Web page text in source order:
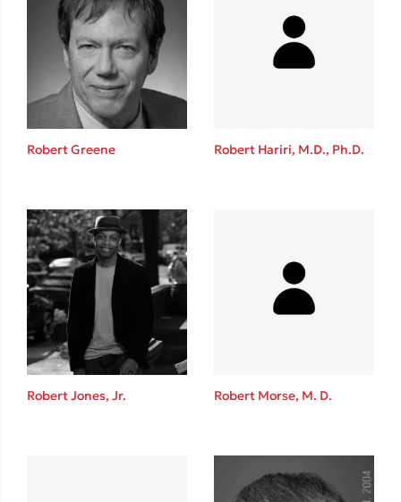
Ένας γίγαντας στο σχολείο
Δανάη Δεληγεώργη
Mel Robbins
Η μέθοδος Αφήστε τους
Robert Greene Robert Hariri, M.D., Ph.D.
Robert Jones, Jr. Robert Morse, M. D.